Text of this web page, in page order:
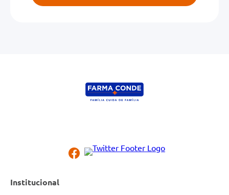
Institucional